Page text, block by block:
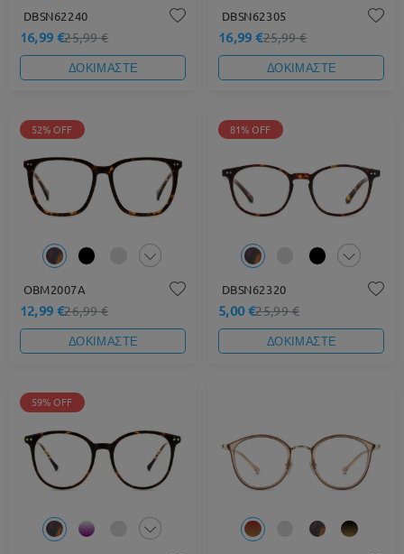
DBSN62240
16,99 €25,99 €
ΔΟΚΙΜΑΣΤΕ
DBSN62305
16,99 €25,99 €
ΔΟΚΙΜΑΣΤΕ
52% OFF
OBM2007A
12,99 €26,99 €
ΔΟΚΙΜΑΣΤΕ
81% OFF
DBSN62320
5,00 €25,99 €
ΔΟΚΙΜΑΣΤΕ
59% OFF